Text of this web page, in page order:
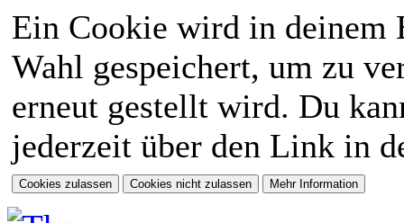
Ein Cookie wird in deinem
Wahl gespeichert, um zu
erneut gestellt wird. Du
jederzeit über den Link in